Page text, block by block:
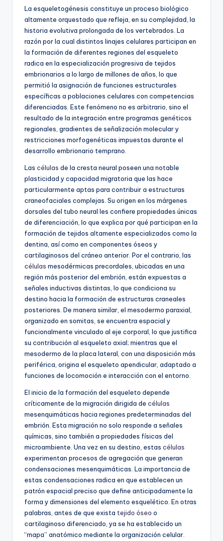
La esqueletogénesis constituye un proceso biológico
altamente orquestado que refleja, en su complejidad, la
historia evolutiva prolongada de los vertebrados. La
razón por la cual distintos linajes celulares participan en
la formación de diferentes regiones del esqueleto
radica en la especialización progresiva de tejidos
embrionarios a lo largo de millones de años, lo que
permitió la asignación de funciones estructurales
específicas a poblaciones celulares con competencias
diferenciadas. Este fenómeno no es arbitrario, sino el
resultado de la integración entre programas genéticos
regionales, gradientes de señalización molecular y
restricciones morfogenéticas impuestas durante el
desarrollo embrionario temprano.
Las células de la cresta neural poseen una notable
plasticidad y capacidad migratoria que las hace
particularmente aptas para contribuir a estructuras
craneofaciales complejas. Su origen en los márgenes
dorsales del tubo neural les confiere propiedades únicas
de diferenciación, lo que explica por qué participan en la
formación de tejidos altamente especializados como la
dentina, así como en componentes óseos y
cartilaginosos del cráneo anterior. Por el contrario, las
células mesodérmicas precordales, ubicadas en una
región más posterior del embrión, están expuestas a
señales inductivas distintas, lo que condiciona su
destino hacia la formación de estructuras craneales
posteriores. De manera similar, el mesodermo paraxial,
organizado en somitas, se encuentra espacial y
funcionalmente vinculado al eje corporal, lo que justifica
su contribución al esqueleto axial; mientras que el
mesodermo de la placa lateral, con una disposición más
periférica, origina el esqueleto apendicular, adaptado a
funciones de locomoción e interacción con el entorno.
El inicio de la formación del esqueleto depende
críticamente de la migración dirigida de células
mesenquimáticas hacia regiones predeterminadas del
embrión. Esta migración no solo responde a señales
químicas, sino también a propiedades físicas del
microambiente. Una vez en su destino, estas células
experimentan procesos de agregación que generan
condensaciones mesenquimáticas. La importancia de
estas condensaciones radica en que establecen un
patrón espacial preciso que define anticipadamente la
forma y dimensiones del elemento esquelético. En otras
palabras, antes de que exista tejido óseo o
cartilaginoso diferenciado, ya se ha establecido un
“mapa” anatómico mediante la organización celular.